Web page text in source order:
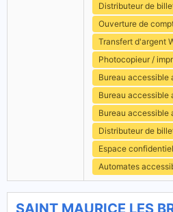
Distributeur de
Ouverture de
Transfert d'argent
Photocopieur /
Bureau accessible
Bureau accessible
Bureau accessible
Distributeur de
Espace
Automates
SAINT MAURICE LES